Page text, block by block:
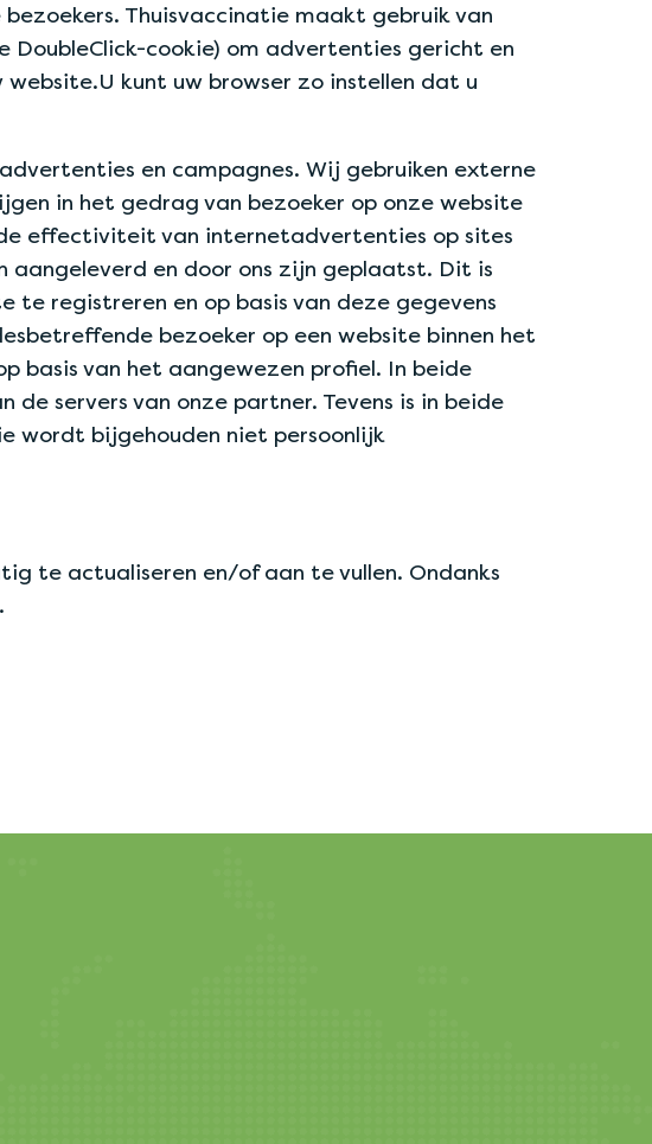
Thuisvaccinatie maakt gebruik van
DoubleClick-cookie) om advertenties gericht en
kunt uw browser zo instellen dat u
en campagnes. Wij gebruiken externe
in het gedrag van bezoeker op onze website
effectiviteit van internetadvertenties op sites
aangeleverd en door ons zijn geplaatst. Dit is
te registreren en op basis van deze gegevens
bezoeker op een website binnen het
basis van het aangewezen profiel. In beide
servers van onze partner. Tevens is in beide
wordt bijgehouden niet persoonlijk
te actualiseren en/of aan te vullen. Ondanks